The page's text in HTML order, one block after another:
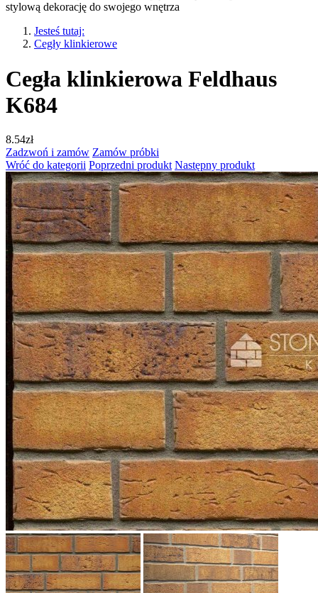
stylową dekorację do swojego wnętrza
Jesteś tutaj:
Cegły klinkierowe
Cegła klinkierowa Feldhaus
K684
8.54zł
Zadzwoń i zamów Zamów próbki
Wróć do kategorii Poprzedni produkt Następny produkt